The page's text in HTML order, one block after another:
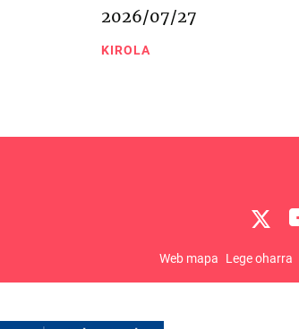
2026/07/27
KIROLA
Web mapa Lege oharra